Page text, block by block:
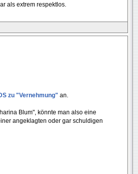
als extrem respektlos.
zu "Vernehmung" an.
Blum", könnte man also eine
angeklagten oder gar schuldigen